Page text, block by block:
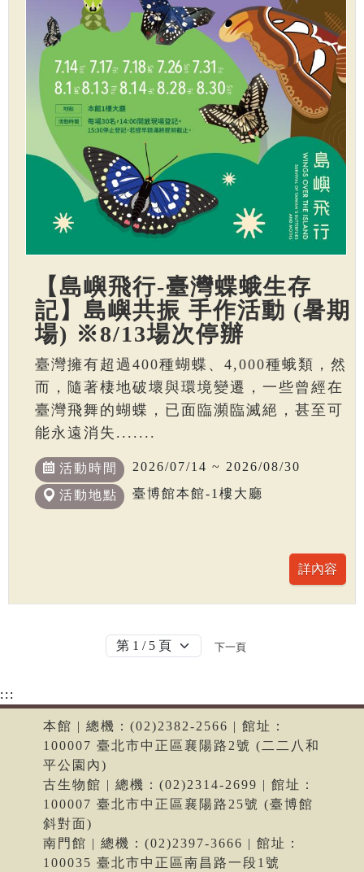
【島嶼飛行-臺灣蝶蛾生存
記】島嶼共振 手作活動 (暑期
場) ※8/13場次停辦
臺灣擁有超過400種蝴蝶、4,000種蛾類，然
而，隨著棲地破壞與環境變遷，一些曾經在
臺灣飛舞的蝴蝶，已面臨瀕臨滅絕，甚至可
能永遠消失.......
活動時間 2026/07/14 ~ 2026/08/30
活動地點 臺博館本館-1樓大廳
下一頁
:::
本館 | 總機：(02)2382-2566 | 館址：
100007 臺北市中正區襄陽路2號 (二二八和
平公園內)
古生物館 | 總機：(02)2314-2699 | 館址：
100007 臺北市中正區襄陽路25號 (臺博館
斜對面)
南門館 | 總機：(02)2397-3666 | 館址：
100035 臺北市中正區南昌路一段1號